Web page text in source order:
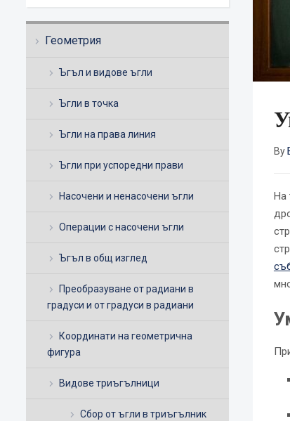
Геометрия
Ъгъл и видове ъгли
Ъгли в точка
Ъгли на права линия
Ъгли при успоредни прави
Насочени и ненасочени ъгли
Операции с насочени ъгли
Ъгъл в общ изглед
Преобразуване от радиани в
градуси и от градуси в радиани
Координати на геометрична
фигура
Видове триъгълници
Сбор от ъгли в триъгълник
By
На